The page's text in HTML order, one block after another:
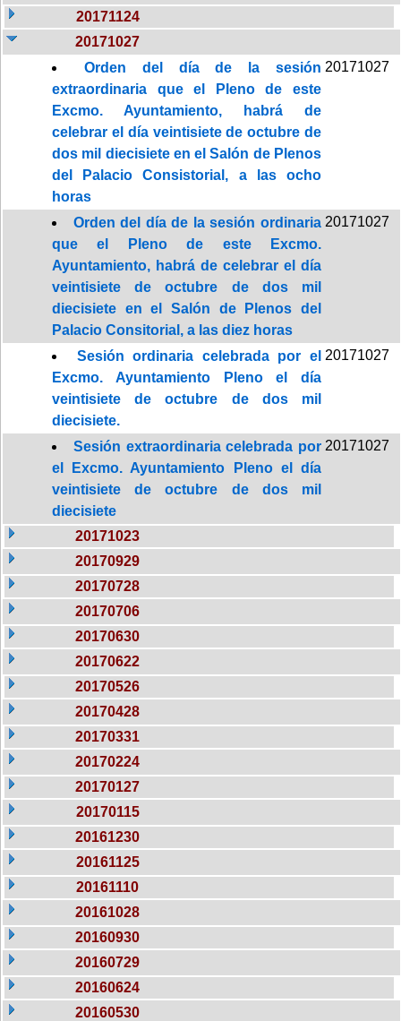
20171124
20171027
Orden del día de la sesión
extraordinaria que el Pleno de este
Excmo. Ayuntamiento, habrá de
celebrar el día veintisiete de octubre de
dos mil diecisiete en el Salón de Plenos
del Palacio Consistorial, a las ocho
horas
20171027
Orden del día de la sesión ordinaria
que el Pleno de este Excmo.
Ayuntamiento, habrá de celebrar el día
veintisiete de octubre de dos mil
diecisiete en el Salón de Plenos del
Palacio Consitorial, a las diez horas
20171027
Sesión ordinaria celebrada por el
Excmo. Ayuntamiento Pleno el día
veintisiete de octubre de dos mil
diecisiete.
20171027
Sesión extraordinaria celebrada por
el Excmo. Ayuntamiento Pleno el día
veintisiete de octubre de dos mil
diecisiete
20171027
20171023
20170929
20170728
20170706
20170630
20170622
20170526
20170428
20170331
20170224
20170127
20170115
20161230
20161125
20161110
20161028
20160930
20160729
20160624
20160530